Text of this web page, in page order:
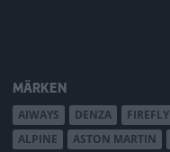
MÄRKEN
AIWAYS DENZA FIREFLY
ALPINE
ASTON MARTIN